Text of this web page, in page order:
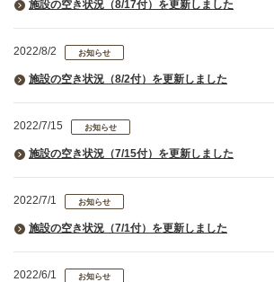
施設の空き状況（8/17付）を更新しました
2022/8/2 お知らせ
施設の空き状況（8/2付）を更新しました
2022/7/15 お知らせ
施設の空き状況（7/15付）を更新しました
2022/7/1 お知らせ
施設の空き状況（7/1付）を更新しました
2022/6/1 お知らせ